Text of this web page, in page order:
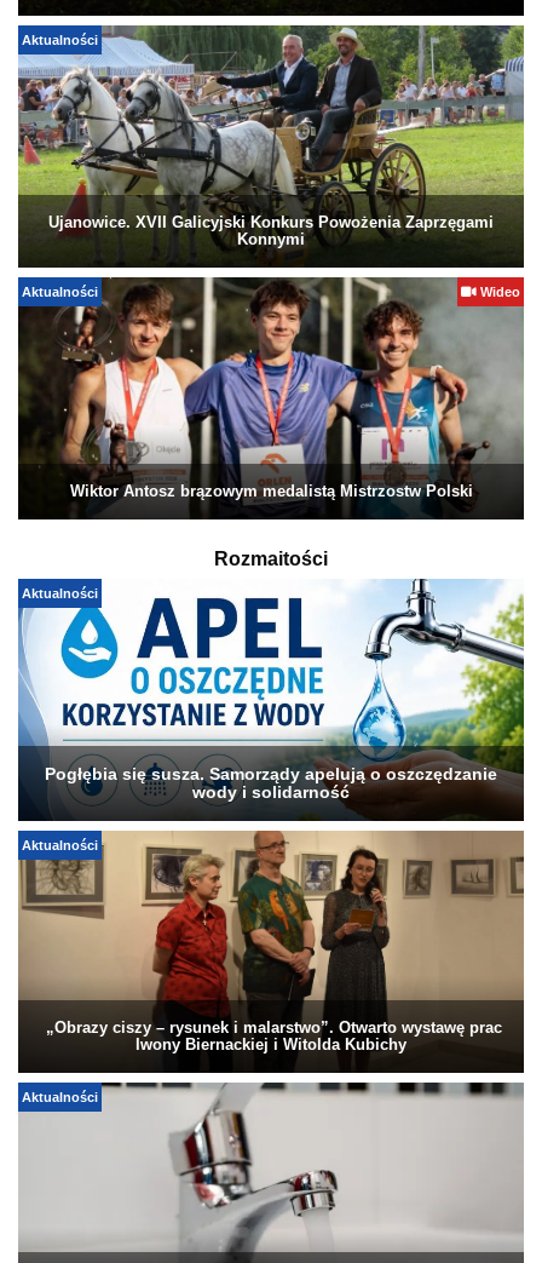
Aktualności
Ujanowice. XVII Galicyjski Konkurs Powożenia Zaprzęgami
Konnymi
Aktualności Wideo
Wiktor Antosz brązowym medalistą Mistrzostw Polski
Rozmaitości
Aktualności
Pogłębia się susza. Samorządy apelują o oszczędzanie
wody i solidarność
Aktualności
„Obrazy ciszy – rysunek i malarstwo”. Otwarto wystawę prac
Iwony Biernackiej i Witolda Kubichy
Aktualności